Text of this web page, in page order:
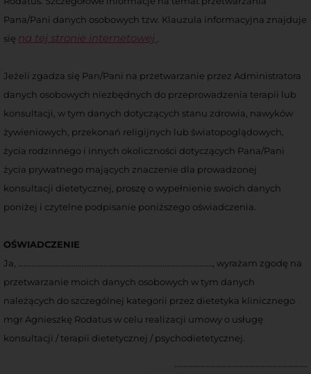
Pana/Pani danych osobowych tzw. Klauzula informacyjna znajduje
się na tej stronie internetowej .
Jeżeli zgadza się Pan/Pani na przetwarzanie przez Administratora
danych osobowych niezbędnych do przeprowadzenia terapii lub
konsultacji, w tym danych dotyczących stanu zdrowia, nawyków
żywieniowych, przekonań religijnych lub światopoglądowych,
życia rodzinnego i innych okoliczności dotyczących Pana/Pani
życia prywatnego mających znaczenie dla prowadzonej
konsultacji dietetycznej, proszę o wypełnienie swoich danych
poniżej i czytelne podpisanie poniższego oświadczenia.
OŚWIADCZENIE
Ja, ……………………………………………………………………………………………, wyrażam zgodę na
przetwarzanie moich danych osobowych w tym danych
należących do szczególnej kategorii przez dietetyka klinicznego
mgr Agnieszkę Rodatus w celu realizacji umowy o usługę
konsultacji / terapii dietetycznej / psychodietetycznej.
………………………………………………………………